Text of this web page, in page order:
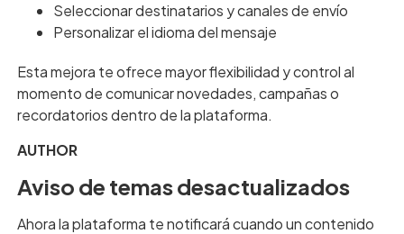
Seleccionar destinatarios y canales de envío
Personalizar el idioma del mensaje
Esta mejora te ofrece mayor flexibilidad y control al
momento de comunicar novedades, campañas o
recordatorios dentro de la plataforma.
AUTHOR
Aviso de temas desactualizados
Ahora la plataforma te notificará cuando un contenido